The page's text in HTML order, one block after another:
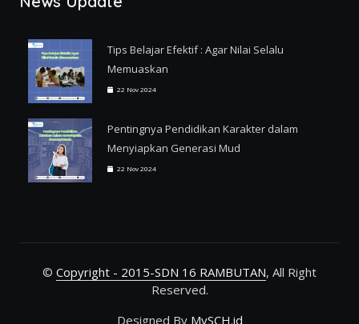
Tips Belajar Efektif : Agar Nilai Selalu
Memuaskan
22 Nov 2024
Pentingnya Pendidikan Karakter dalam
Menyiapkan Generasi Mud
22 Nov 2024
© Copyright - 2015-SDN 16 RAMBUTAN, All Right
Reserved.
Designed By MySCH.id